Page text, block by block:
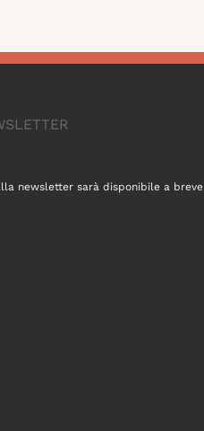
newsletter sarà disponibile a breve